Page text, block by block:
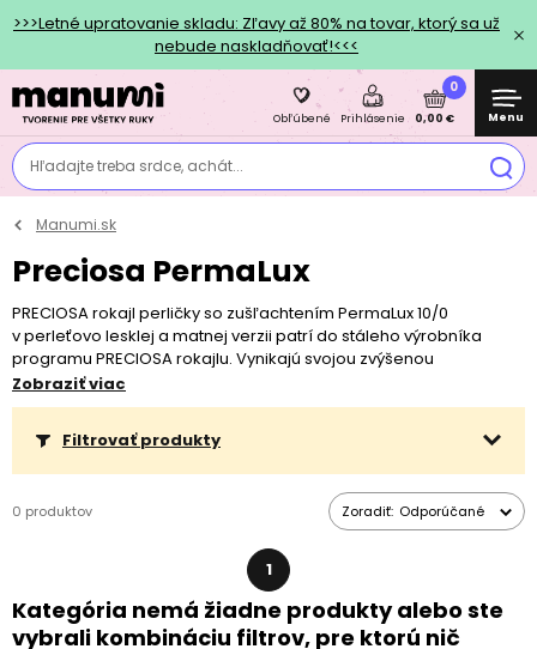
>>>Letné upratovanie skladu: Zľavy až 80% na tovar, ktorý sa už
nebude naskladňovať!<<<
Hľadajte treba srdce, achát...
Obľúbené Prihlásenie
0
0,00 € Menu
Manumi.sk
Preciosa PermaLux
PRECIOSA rokajl perličky so zušľachtením PermaLux 10/0
v perleťovo lesklej a matnej verzii patrí do stáleho výrobníka
programu PRECIOSA rokajlu. Vynikajú svojou zvýšenou
mechanickou a chemickou odolnosťou voči vonkajším vplyvom.
Sú farbené ekologickými farbami založenými na vodnej báze.
Zobraziť viac
Filtrovať produkty
0 produktov Zoradiť: Odporúčané
1
Kategória nemá žiadne produkty alebo ste
vybrali kombináciu filtrov, pre ktorú nič